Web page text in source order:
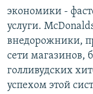
экономики -
услуги.
внедорожники,
сети магазинов,
голливудских
успехом этой